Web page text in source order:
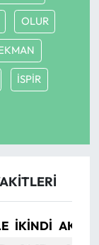
OLUR
İSPİR
İKINDI